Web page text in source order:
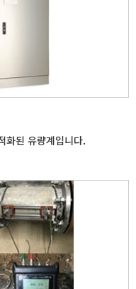
화된 유량계입니다.